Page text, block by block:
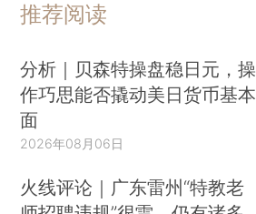
推荐阅读
分析｜贝森特操盘稳日元，操
作巧思能否撬动美日货币基本
面
2026年08月06日
火线评论｜广东雷州“特教老